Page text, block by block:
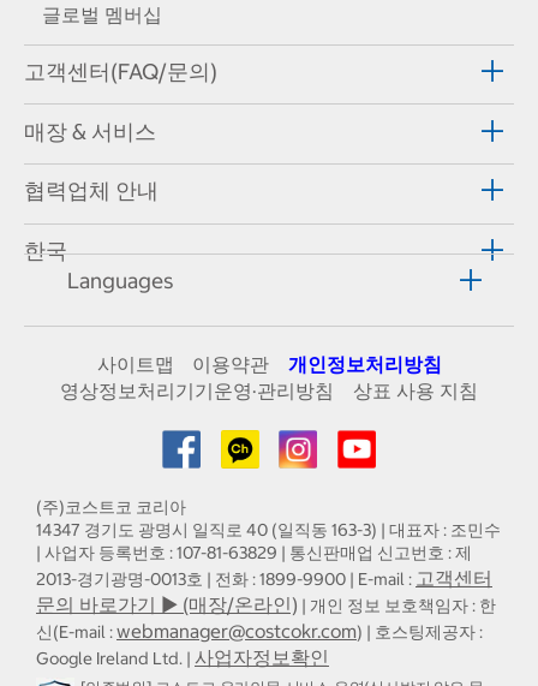
글로벌 멤버십
고객센터(FAQ/문의)
매장 & 서비스
협력업체 안내
한국
Languages
사이트맵 이용약관
개인정보처리방침
영상정보처리기기운영·관리방침
상표 사용 지침
(주)코스트코 코리아
14347 경기도 광명시 일직로 40 (일직동 163-3) | 대표자 : 조민수
| 사업자 등록번호 : 107-81-63829 | 통신판매업 신고번호 : 제
2013-경기광명-0013호 | 전화 : 1899-9900 | E-mail : 고객센터
문의 바로가기 ▶ (매장/온라인) | 개인 정보 보호책임자 : 한
신(E-mail :webmanager@costcokr.com) | 호스팅제공자 :
Google Ireland Ltd. | 사업자정보확인